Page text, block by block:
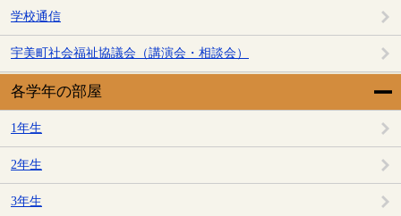
学校通信
宇美町社会福祉協議会（講演会・相談会）
各学年の部屋
1年生
2年生
3年生